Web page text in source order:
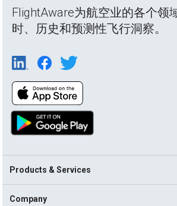
FlightAware为航空业的各个领
时、历史和预测性飞行洞察。
Products & Services
Company